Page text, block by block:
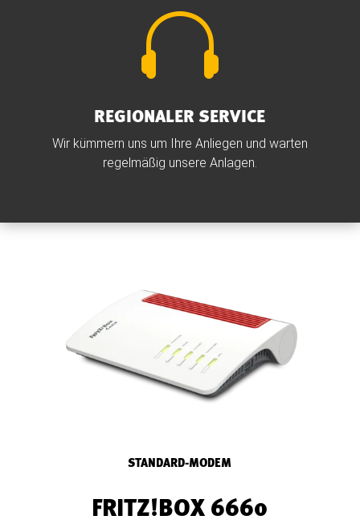

REGIONALER SERVICE
Wir kümmern uns um Ihre Anliegen und warten
regelmäßig unsere Anlagen.
STANDARD-MODEM
FRITZ!BOX 6660